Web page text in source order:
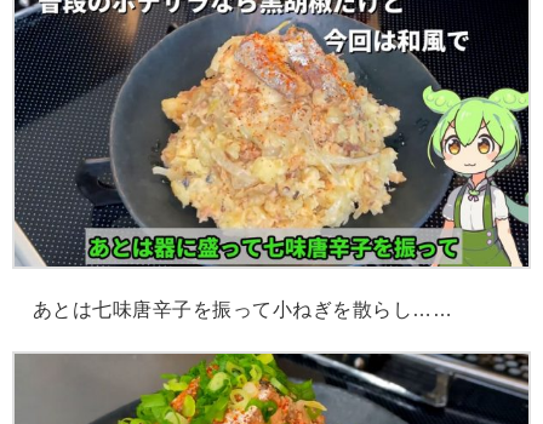
あとは七味唐辛子を振って小ねぎを散らし……